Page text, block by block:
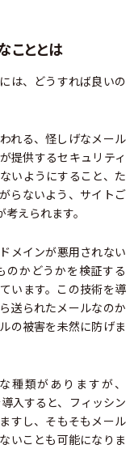
こととは
は、どうすれば良いの
れる、怪しげなメール
提供するセキュリティ
いようにすること、た
らないよう、サイトご
えられます。
メインが悪用されない
のかどうかを検証する
います。この技術を導
送られたメールなのか
の被害を未然に防げま
類がありますが、
入すると、フィッシン
すし、そもそもメール
いことも可能になりま